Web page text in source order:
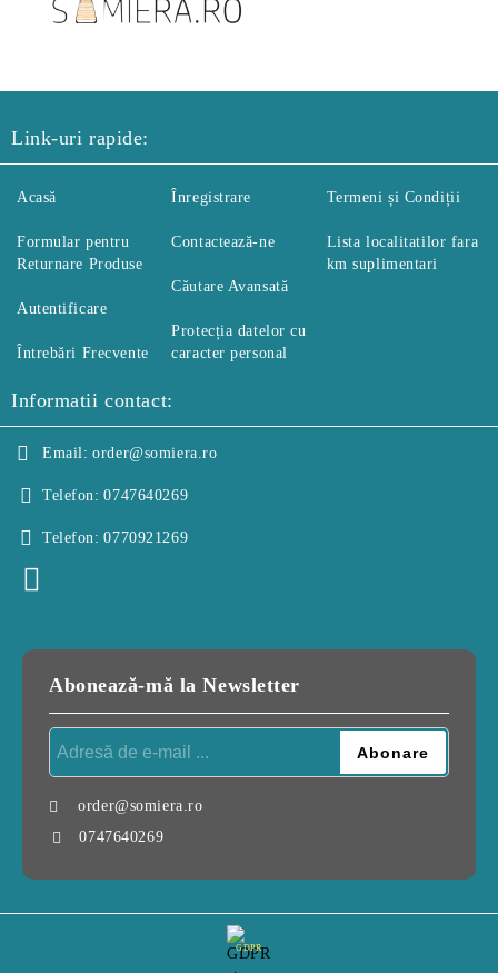
Link-uri rapide:
Acasă
Formular pentru
Returnare Produse
Autentificare
Întrebări Frecvente
Înregistrare
Contactează-ne
Căutare Avansată
Protecția datelor cu
caracter personal
Termeni și Condiții
Lista localitatilor fara
km suplimentari
Informatii contact:
Email: order@somiera.ro
Telefon: 0747640269
Telefon: 0770921269
Abonează-mă la Newsletter
order@somiera.ro
0747640269
GDPR